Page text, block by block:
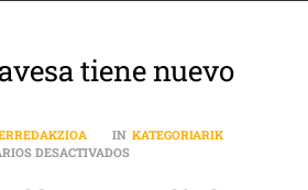
tiene nuevo
IN KATEGORIARIK
DESACTIVADOSEN LA RIOJA ALAVESA